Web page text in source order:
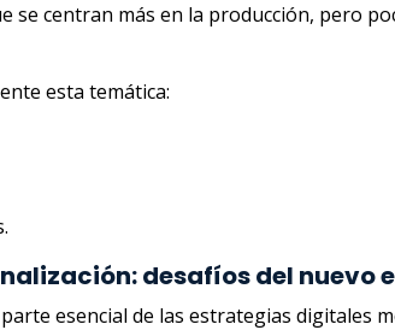
centran más en la producción, pero
esta temática:
desafíos del nuevo
esencial de las estrategias digitales